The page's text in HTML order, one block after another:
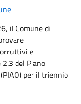
il Comune di
e
del Piano
per il triennio